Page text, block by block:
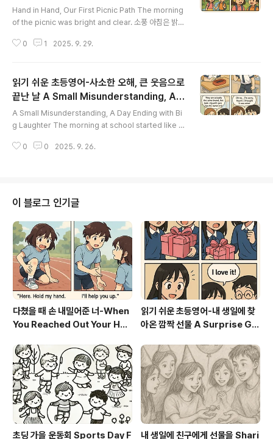
Hand in Hand, Our First Picnic Path The morning
of the picnic was bright and clear. 소풍 아침은 밝고
Chaewon packed her lunch box carefully with s
리 윗 샌드위치즈 앤드 프루트. Her heart beat fast be
cause it was her very first school picnic. 그녀의
때문이다. 허 하트 빗 패스트 비코즈 잇 워즈 허 베리 퍼스
트 스쿨..
0 1 2025. 9. 29.
읽기 쉬운 초등영어-사소한 오해, 큰 웃음으로
끝난 날 A Small Misunderstanding, A D
ay Ending with Big Laughter
A Small Misunderstanding, A Day Ending with Bi
g Laughter The morning at school started like a
작되었다. 더 모닝 앳 스쿨 스타티드 라잌 에니 아더 데이.
miled when she saw her best friend, Hyunil, alre
ady sitting at his desk. 그녀는 가장 친한 친구 현일이
이미 책상에 앉아 있는 것을 보고 미소 지었다...
0 0 2025. 9. 26.
이 블로그 인기글
다쳤을 때 손 내밀어준 너-When
You Reached Out Your Han
읽기 쉬운 초등영어-내 생일에 찾
아온 깜짝 선물 A Surprise Gif
초딩 가을 운동회 Sports Day F 내 생일에 친구에게 선물을 Shari